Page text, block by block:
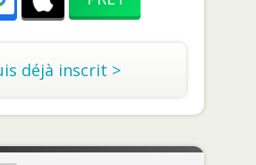
déjà inscrit >